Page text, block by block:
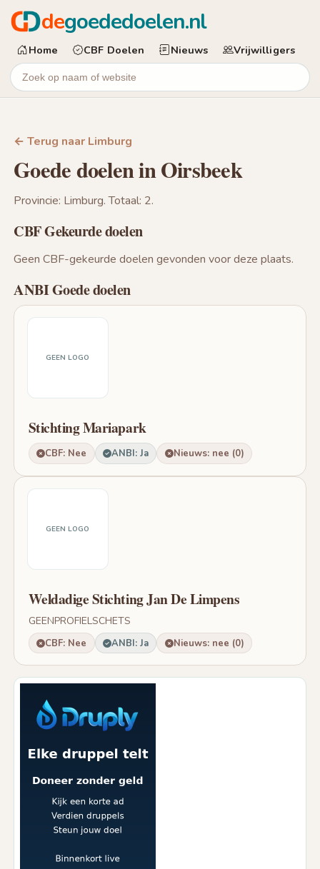
degoededoelen.nl
Home CBF Doelen Nieuws Vrijwilligers
← Terug naar Limburg
Goede doelen in Oirsbeek
Provincie: Limburg. Totaal: 2.
CBF Gekeurde doelen
Geen CBF-gekeurde doelen gevonden voor deze plaats.
ANBI Goede doelen
GEEN LOGO
Stichting Mariapark
CBF: Nee ANBI: Ja Nieuws: nee (0)
GEEN LOGO
Weldadige Stichting Jan De Limpens
GEENPROFIELSCHETS
CBF: Nee ANBI: Ja Nieuws: nee (0)